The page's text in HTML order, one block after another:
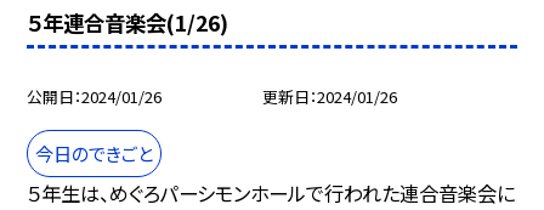
５年連合音楽会(1/26)
公開日 2024/01/26 更新日 2024/01/26
今日のできごと
５年生は、めぐろパーシモンホールで行われた連合音楽会に